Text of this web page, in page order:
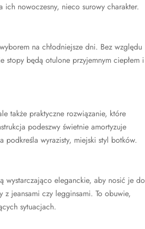
nowoczesny, nieco surowy charakter.
na chłodniejsze dni. Bez względu
stopy będą otulone przyjemnym ciepłem i
także praktyczne rozwiązanie, które
podeszwy świetnie amortyzuje
wyrazisty, miejski styl botków.
wystarczająco eleganckie, aby nosić je do
z jeansami czy legginsami. To obuwie,
sytuacjach.